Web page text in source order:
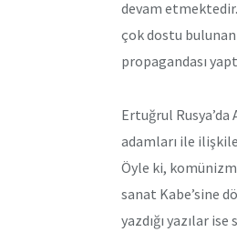
devam
çok dostu bulunan
propagandası
Ertuğrul
adamları ile
Öyle ki,
sanat Kabe’sine
yazdığı yazılar